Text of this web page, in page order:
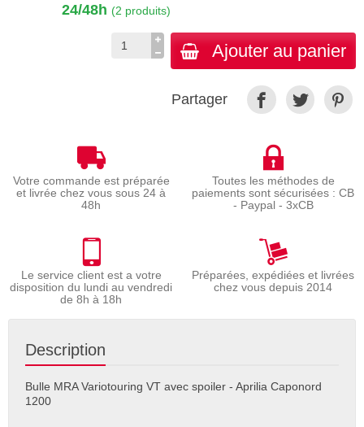
24/48h (2 produits)
Ajouter au panier
Partager
Votre commande est préparée
et livrée chez vous sous 24 à
48h
Toutes les méthodes de
paiements sont sécurisées : CB
- Paypal - 3xCB
Le service client est a votre
disposition du lundi au vendredi
de 8h à 18h
Préparées, expédiées et livrées
chez vous depuis 2014
Description
Bulle MRA Variotouring VT avec spoiler - Aprilia Caponord
1200